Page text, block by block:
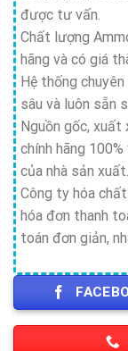
được tư vấn.
Chất lượng
hãng và có giá
Hệ thống
sâu và luôn sẵn
Nguồn gốc,
chính hãng
của nhà sản xuất.
Công ty hóa
hóa đơn thanh
toán đơn giản,